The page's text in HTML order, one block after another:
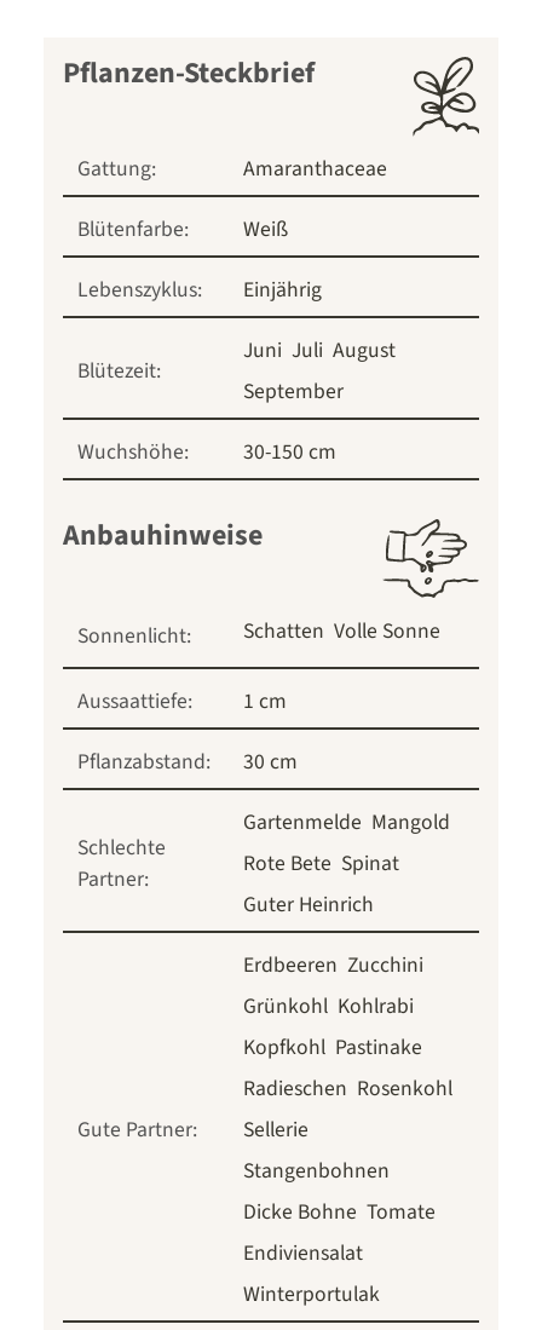
Pflanzen-Steckbrief
Gattung:
Amaranthaceae
Blütenfarbe:
Weiß
Lebenszyklus:
Einjährig
Blütezeit:
Juni Juli August
September
Wuchshöhe:
30-150 cm
Anbauhinweise
Sonnenlicht: Schatten Volle Sonne
Aussaattiefe:
1 cm
Pflanzabstand:
30 cm
Schlechte
Partner:
Gartenmelde Mangold
Rote Bete Spinat
Guter Heinrich
Gute Partner:
Erdbeeren Zucchini
Grünkohl Kohlrabi
Kopfkohl Pastinake
Radieschen Rosenkohl
Sellerie
Stangenbohnen
Dicke Bohne Tomate
Endiviensalat
Winterportulak